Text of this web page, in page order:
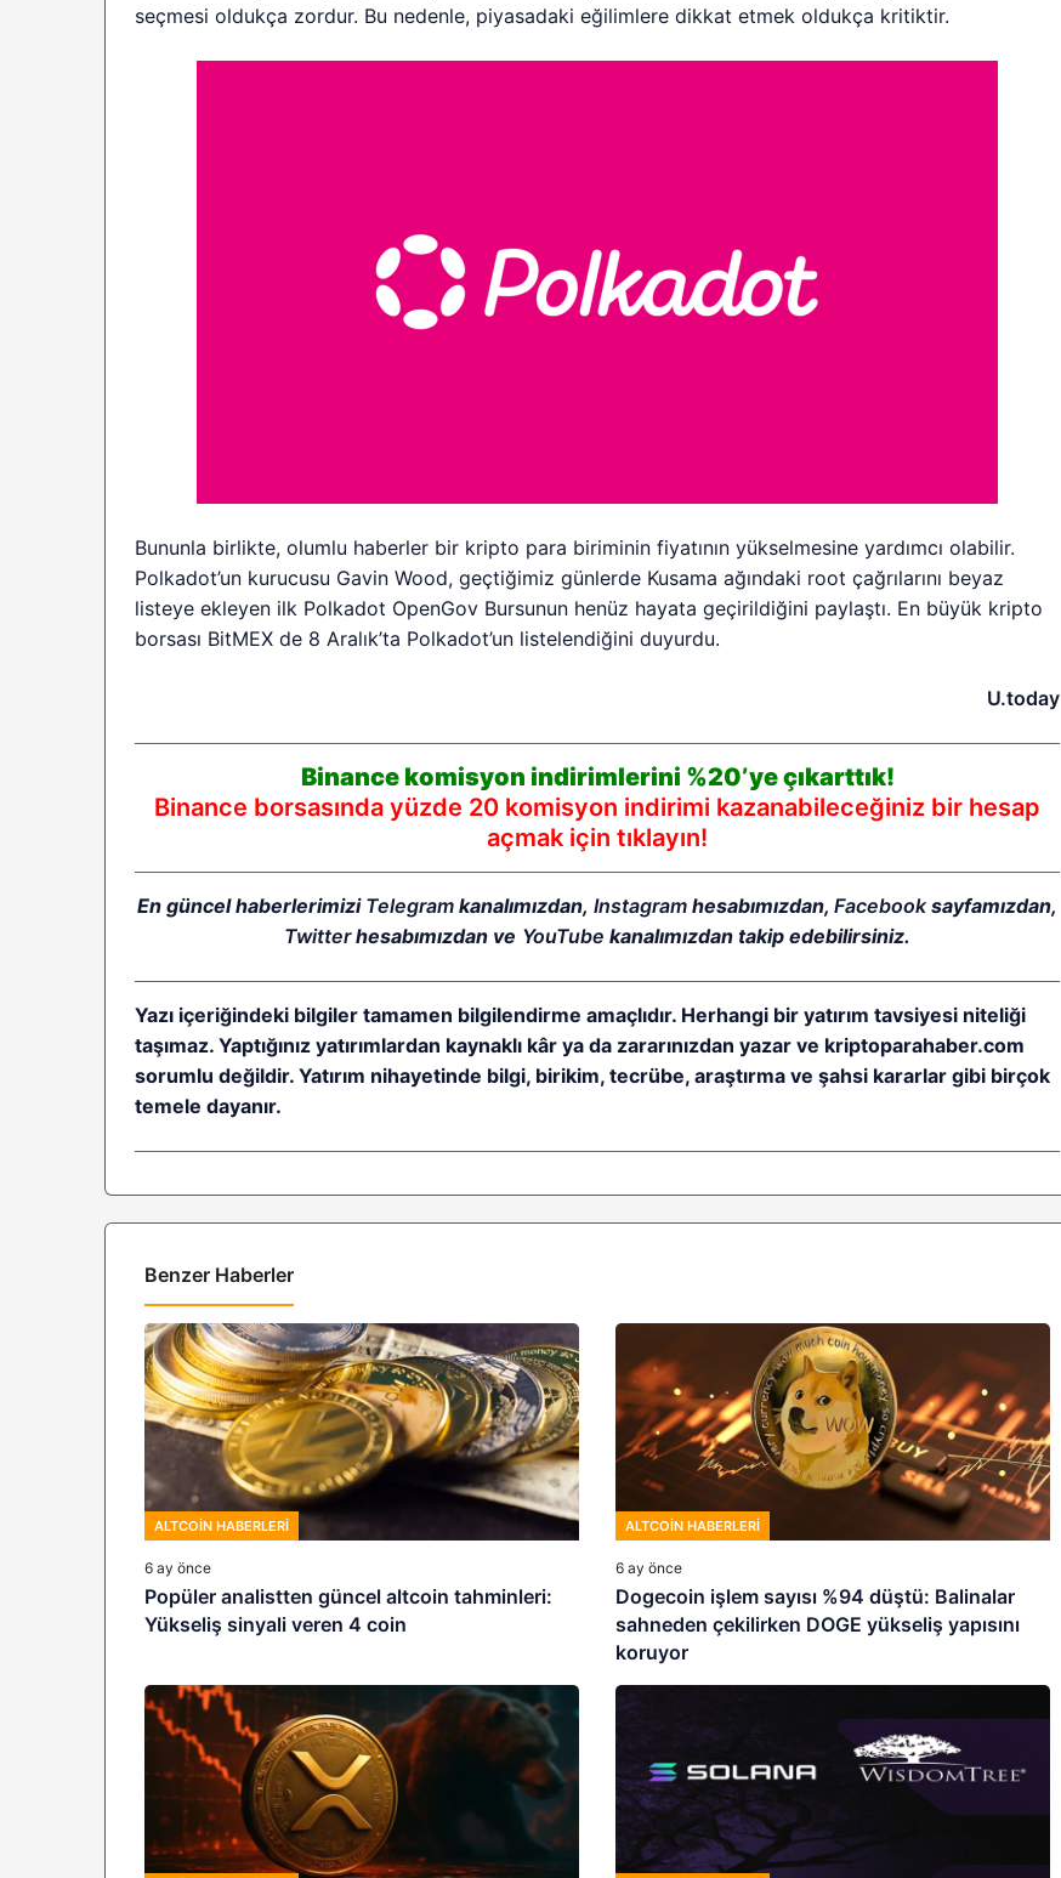
seçmesi oldukça zordur. Bu nedenle, piyasadaki eğilimlere dikkat etmek oldukça kritiktir.
Bununla birlikte, olumlu haberler bir kripto para biriminin fiyatının yükselmesine yardımcı olabilir.
Polkadot’un kurucusu Gavin Wood, geçtiğimiz günlerde Kusama ağındaki root çağrılarını beyaz
listeye ekleyen ilk Polkadot OpenGov Bursunun henüz hayata geçirildiğini paylaştı. En büyük kripto
borsası BitMEX de 8 Aralık’ta Polkadot’un listelendiğini duyurdu.
U.today
Binance komisyon indirimlerini %20’ye çıkarttık!
Binance borsasında yüzde 20 komisyon indirimi kazanabileceğiniz bir hesap
açmak için tıklayın!
En güncel haberlerimizi Telegram kanalımızdan, Instagramhesabımızdan, Facebooksayfamızdan,
Twitterhesabımızdan ve YouTube kanalımızdan takip edebilirsiniz.
Yazı içeriğindeki bilgiler tamamen bilgilendirme amaçlıdır. Herhangi bir yatırım tavsiyesi niteliği
taşımaz. Yaptığınız yatırımlardan kaynaklı kâr ya da zararınızdan yazar ve kriptoparahaber.com
sorumlu değildir. Yatırım nihayetinde bilgi, birikim, tecrübe, araştırma ve şahsi kararlar gibi birçok
temele dayanır.
Benzer Haberler
ALTCOIN HABERLERI
6 ay önce
Popüler analistten güncel altcoin tahminleri:
Yükseliş sinyali veren 4 coin
ALTCOIN HABERLERI
6 ay önce
Dogecoin işlem sayısı %94 düştü: Balinalar
sahneden çekilirken DOGE yükseliş yapısını
koruyor